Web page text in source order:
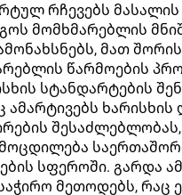
რჩევებს მასალის
მომხმარებლის
მათ
წარმოების
სტანდარტების
ხარისხის
სფეროში. გარდა
მეთოდებს, რაც